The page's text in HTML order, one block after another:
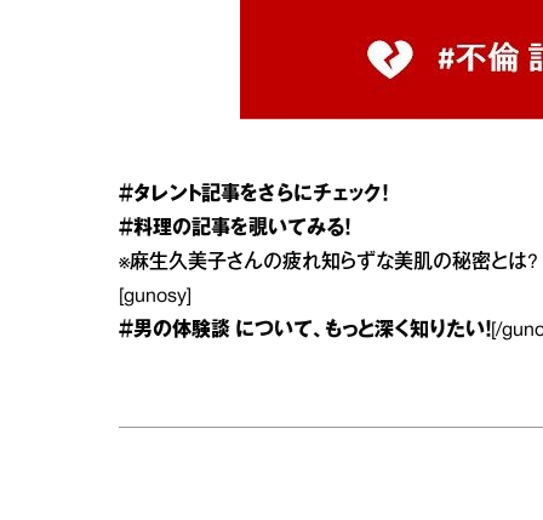
＃タレント記事をさらにチェック！
＃料理の記事を覗いてみる！
※麻生久美子さんの疲れ知らずな美肌の秘密とは?
[gunosy]
＃男の体験談 について、もっと深く知りたい！ [/